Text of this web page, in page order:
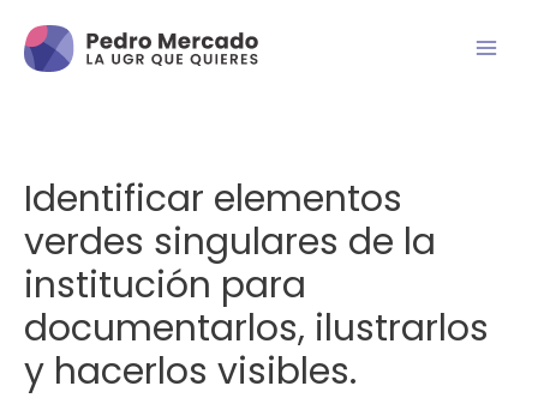
Identificar elementos
verdes singulares de la
institución para
documentarlos, ilustrarlos
y hacerlos visibles.